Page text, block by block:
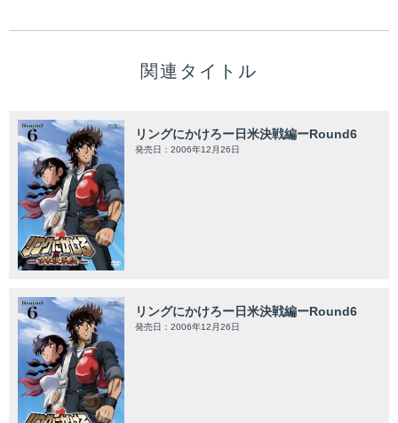
関連タイトル
リングにかけろー日米決戦編ーRound6
発売日：2006年12月26日
リングにかけろー日米決戦編ーRound6
発売日：2006年12月26日